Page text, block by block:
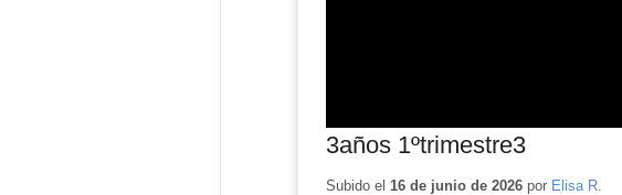
3años 1ºtrimestre3
Subido el 16 de junio de 2026por Elisa R.